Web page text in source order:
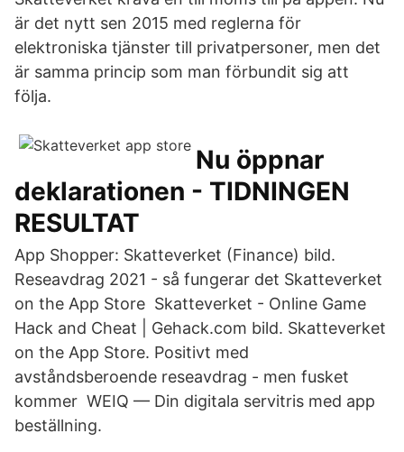
är det nytt sen 2015 med reglerna för
elektroniska tjänster till privatpersoner, men det
är samma princip som man förbundit sig att
följa.
Nu öppnar
deklarationen - TIDNINGEN
RESULTAT
App Shopper: Skatteverket (Finance) bild.
Reseavdrag 2021 - så fungerar det Skatteverket
on the App Store Skatteverket - Online Game
Hack and Cheat | Gehack.com bild. Skatteverket
on the App Store. Positivt med
avståndsberoende reseavdrag - men fusket
kommer WEIQ — Din digitala servitris med app
beställning.